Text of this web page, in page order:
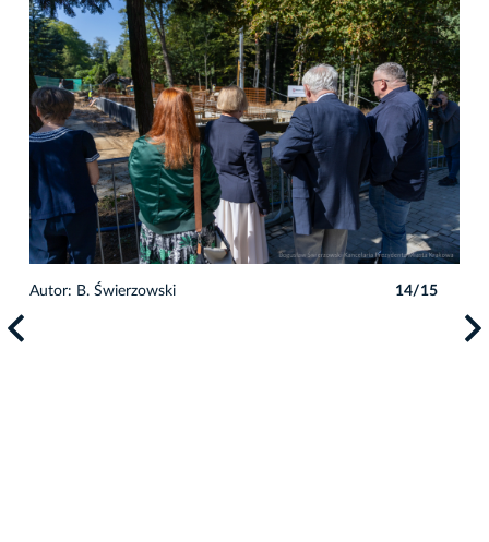
Autor: B. Świerzowski 14/15